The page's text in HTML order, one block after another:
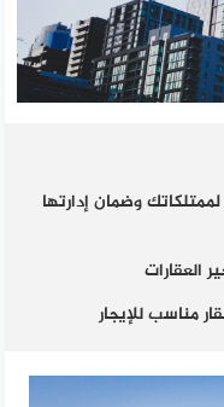
وضمان إدارتها
العقارات
مناسب للإيجار